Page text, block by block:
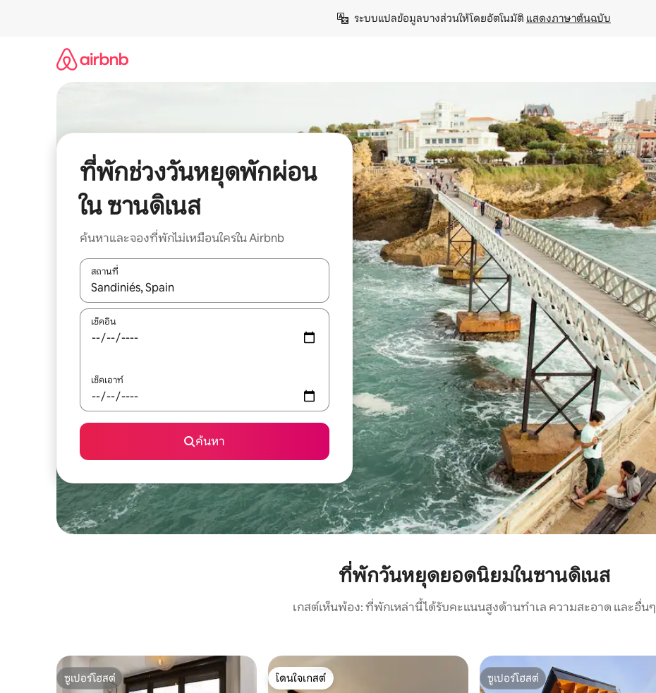
ระบบแปลข้อมูลบางส่วนให้โดยอัตโนมัติ แสดงภาษาต้นฉบับ
ที่พักช่วงวันหยุดพักผ่อน
ใน ซานดิเนส
ค้นหาและจองที่พักไม่เหมือนใครใน Airbnb
สถานที่
ใช้ลูกศรขึ้นลง หรือใช้การสัมผัสหรือปัด เพื่อสำรวจผลการค้นหา
เช็คอิน
เช็คเอาท์
ค้นหา
ที่พักวันหยุดยอดนิยมในซานดิเนส
เกสต์เห็นพ้อง: ที่พักเหล่านี้ได้รับคะแนนสูงด้านทำเล ความสะอาด และอื่นๆ
ซูเปอร์โฮสต์
ซูเปอร์โฮสต์
โดนใจเกสต์
โดนใจเกสต์
ซูเปอร์โฮสต์
ซูเปอร์โฮสต์